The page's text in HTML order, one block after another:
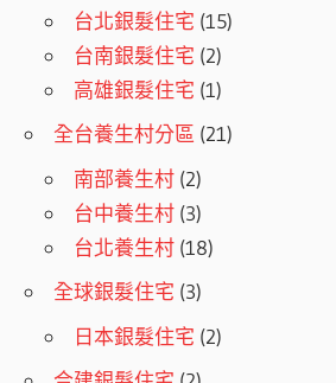
台北銀髮住宅 (15)
台南銀髮住宅 (2)
高雄銀髮住宅 (1)
全台養生村分區 (21)
南部養生村 (2)
台中養生村 (3)
台北養生村 (18)
全球銀髮住宅 (3)
日本銀髮住宅 (2)